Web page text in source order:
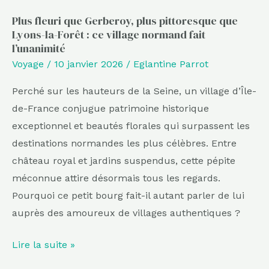
Plus fleuri que Gerberoy, plus pittoresque que
Lyons-la-Forêt : ce village normand fait
l’unanimité
Voyage / 10 janvier 2026 / Eglantine Parrot
Perché sur les hauteurs de la Seine, un village d’Île-
de-France conjugue patrimoine historique
exceptionnel et beautés florales qui surpassent les
destinations normandes les plus célèbres. Entre
château royal et jardins suspendus, cette pépite
méconnue attire désormais tous les regards.
Pourquoi ce petit bourg fait-il autant parler de lui
auprès des amoureux de villages authentiques ?
:
ce
village
normand
fait
l’unanimité
Lire la suite »